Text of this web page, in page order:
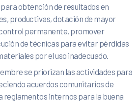
obtención de resultados en
productivas, dotación de mayor
permanente, promover
de técnicas para evitar pérdidas
por el uso inadecuado.
se priorizan las actividades para
acuerdos comunitarios de
reglamentos internos para la buena